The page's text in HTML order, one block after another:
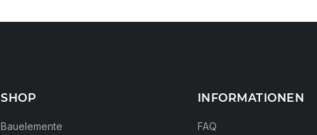
SHOP
Bauelemente
INFORMATIONEN
FAQ